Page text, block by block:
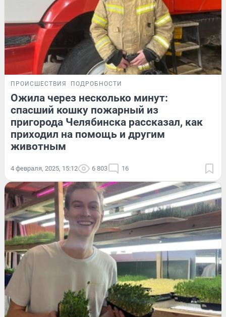
ПРОИСШЕСТВИЯ ПОДРОБНОСТИ
Ожила через несколько минут:
спасший кошку пожарный из
пригорода Челябинска рассказал, как
приходил на помощь и другим
животным
4 февраля, 2025, 15:12 6 803 16